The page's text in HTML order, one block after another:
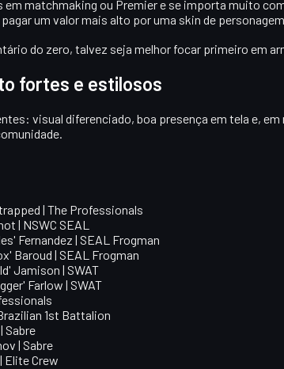
em matchmaking ou Premier e se importa muito
um valor mais alto por uma skin de
do zero, talvez seja melhor focar primeiro em
fortes e estilosos
visual diferenciado, boa presença em tela e,
| The Professionals
| NSWC SEAL
Fernandez | SEAL Frogman
Baroud | SEAL Frogman
Jamison | SWAT
Farlow | SWAT
1st Battalion
Sabre
| Sabre
Elite Crew